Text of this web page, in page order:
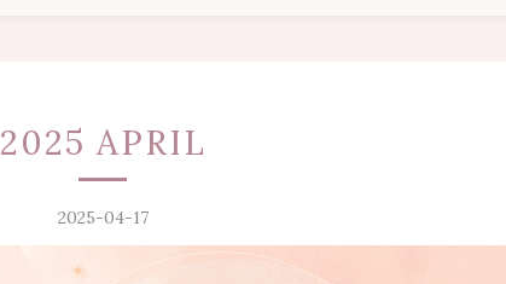
2025 APRIL
2025-04-17